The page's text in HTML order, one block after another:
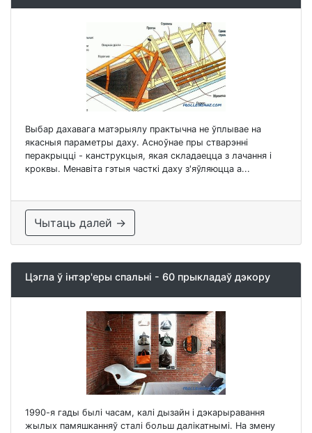
Выбар дахавага матэрыялу практычна не ўплывае на
якасныя параметры даху. Асноўнае пры стварэнні
перакрыцці - канструкцыя, якая складаецца з лачання і
кроквы. Менавіта гэтыя часткі даху з'яўляюцца а...
Чытаць далей →
Цэгла ў інтэр'еры спальні - 60 прыкладаў дэкору
1990-я гады былі часам, калі дызайн і дэкарыравання
жылых памяшканняў сталі больш далікатнымі. На змену